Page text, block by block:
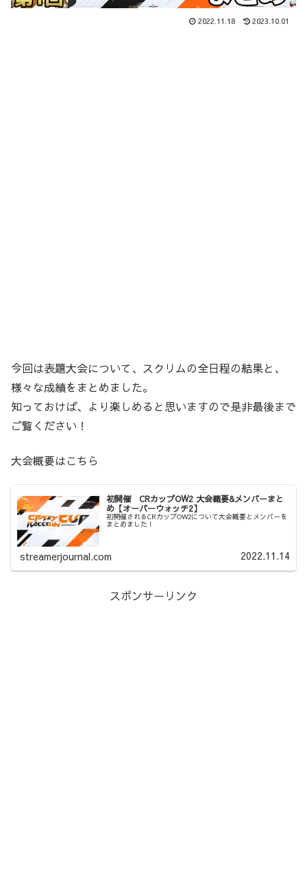
2022.11.18 2023.10.01
今回は表題大会について、スクリムの全日程の結果と、
様々な成績をまとめました。
知っておけば、より楽しめると思いますので是非最後まで
ご覧ください！
大会概要はこちら
初開催 CRカップOW2 大会概要&メンバーまと
め【オーバーウォッチ2】
初開催されるCRカップOW2について大会概要とメンバーを
まとめました！
streamerjournal.com 2022.11.14
スポンサーリンク